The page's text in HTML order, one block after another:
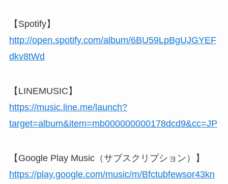
【Spotify】
http://open.spotify.com/album/6BU59LpBgUJGYEF
dkv8tWd
【LINEMUSIC】
https://music.line.me/launch?
target=album&item=mb000000000178dcd9&cc=JP
【Google Play Music（サブスクリプション）】
https://play.google.com/music/m/Bfctubfewsor43kn